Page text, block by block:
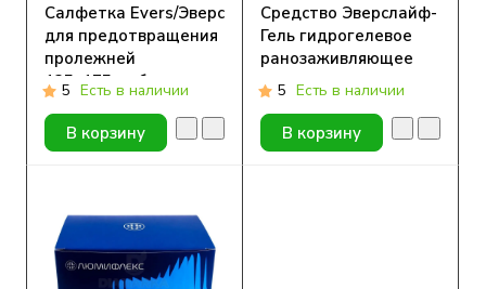
Салфетка Evers/Эверс
для предотвращения
пролежней
135х175мм банка
90шт
5 Есть в наличии
В корзину
Средство Эверслайф-
Гель гидрогелевое
ранозаживляющее
противопролежневое
50гр
5 Есть в наличии
В корзину